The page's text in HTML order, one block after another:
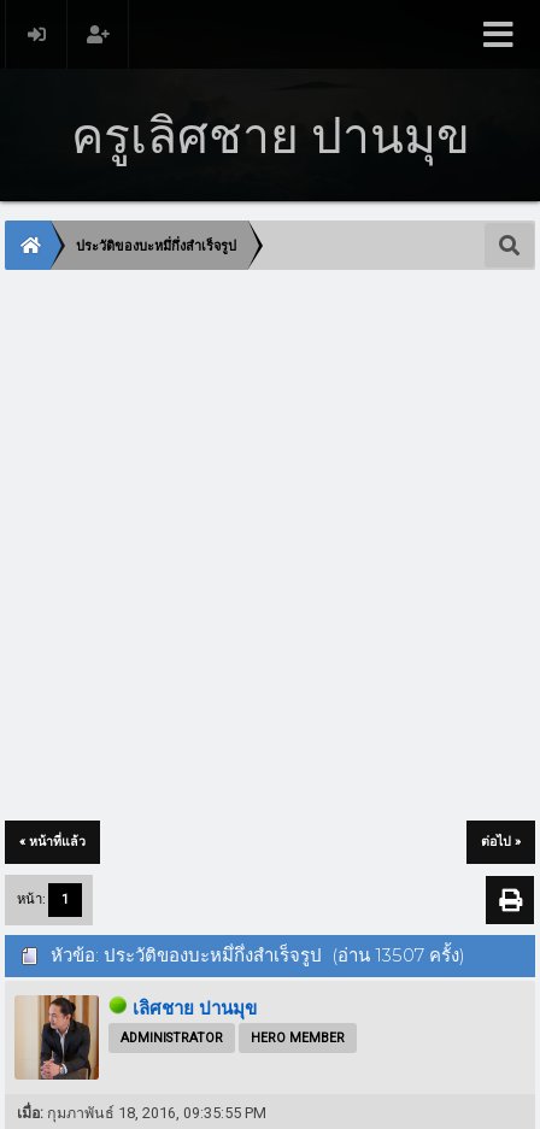
ครูเลิศชาย ปานมุข
ประวัติของบะหมึ่กึ่งสำเร็จรูป
« หน้าที่แล้ว ต่อไป »
หน้า: 1
หัวข้อ: ประวัติของบะหมึ่กึ่งสำเร็จรูป (อ่าน 13507 ครั้ง)
เลิศชาย ปานมุข
ADMINISTRATOR HERO MEMBER
เมื่อ: กุมภาพันธ์ 18, 2016, 09:35:55 PM